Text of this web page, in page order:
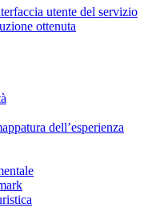
utente del servizio
ottenuta
dell’esperienza